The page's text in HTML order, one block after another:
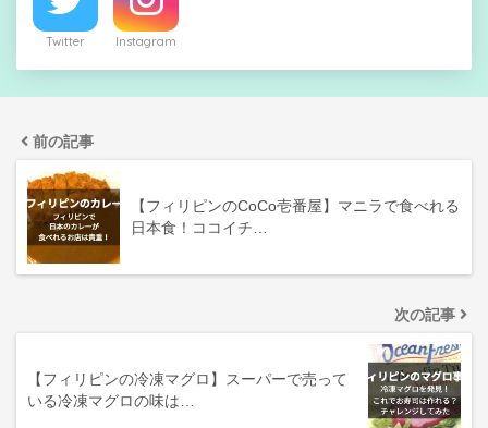
Twitter Instagram
前の記事
【フィリピンのCoCo壱番屋】マニラで食べれる
日本食！ココイチ…
次の記事
【フィリピンの冷凍マグロ】スーパーで売って
いる冷凍マグロの味は…